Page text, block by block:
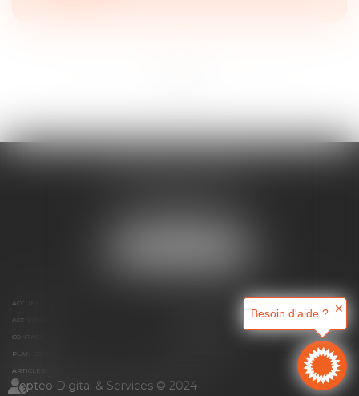
ACCUEIL QUI SOMMES-NOUS ?
ACTIVITÉS
CONTACT
PLAN DU SITE
ARTICLES
Septeo Digital & Services © 2024
Besoin d'aide ? ✕